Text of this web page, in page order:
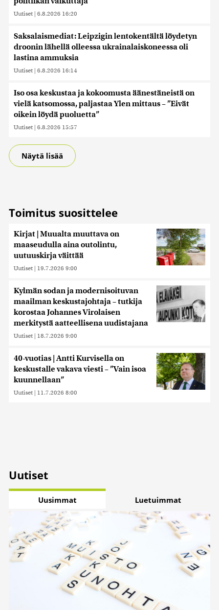
Uutiset | 6.8.2026 16:20
Saksalaismediat: Leipzigin lentokentältä löydetyn
droonin lähellä olleessa ukrainalaiskoneessa oli
lastina ammuksia
Uutiset | 6.8.2026 16:14
Iso osa keskustaa ja kokoomusta äänestäneistä on
vielä katsomossa, paljastaa Ylen mittaus – ”Eivät
oikein löydä puoluetta”
Uutiset | 6.8.2026 15:57
Näytä lisää
Toimitus suosittelee
Kirjat | Muualta muuttava on
maaseudulla aina outolintu,
uutuuskirja väittää
Uutiset | 19.7.2026 9:00
Kylmän sodan ja modernisoituvan
maailman keskustajohtaja – tutkija
korostaa Johannes Virolaisen
merkitystä aatteellisena uudistajana
Uutiset | 18.7.2026 9:00
40-vuotias | Antti Kurvisella on
keskustalle vakava viesti – ”Vain isoa
kuunnellaan”
Uutiset | 11.7.2026 8:00
Uutiset
Uusimmat Luetuimmat